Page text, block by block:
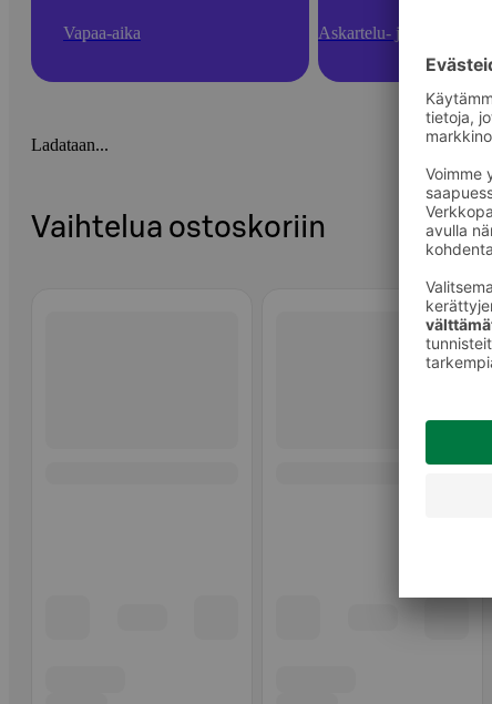
Vapaa-aika Askartelu- ja
Ladataan...
Vaihtelua ostoskoriin